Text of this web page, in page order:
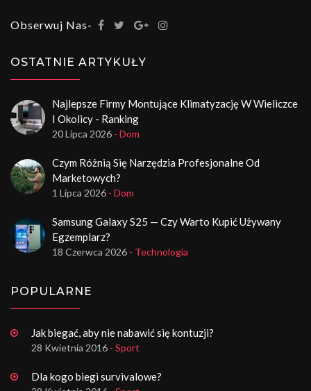
Obserwuj Nas-
OSTATNIE ARTYKUŁY
Najlepsze Firmy Montujące Klimatyzację W Wieliczce
I Okolicy - Ranking
20 Lipca 2026 - Dom
Czym Różnią Się Narzędzia Profesjonalne Od
Marketowych?
1 Lipca 2026 - Dom
Samsung Galaxy S25 — Czy Warto Kupić Używany
Egzemplarz?
18 Czerwca 2026 - Technologia
POPULARNE
Jak biegać, aby nie nabawić się kontuzji?
28 Kwietnia 2016 - Sport
Dla kogo biegi survivalowe?